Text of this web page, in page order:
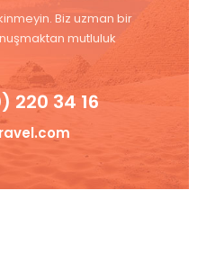
Biz uzman bir
mutluluk
220 34 16